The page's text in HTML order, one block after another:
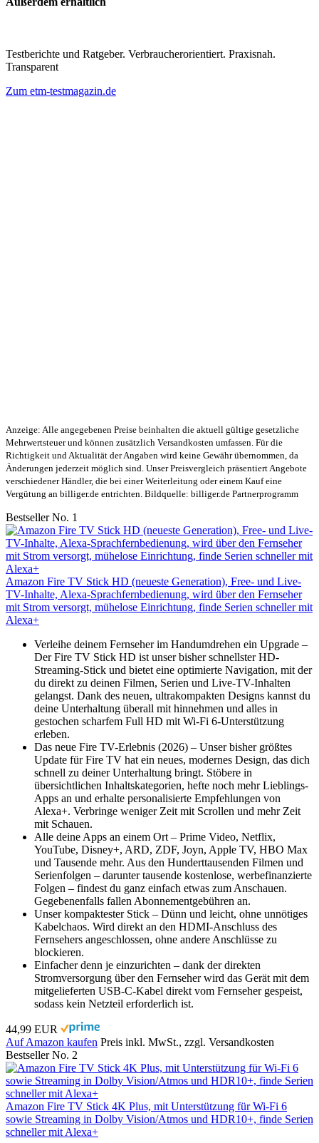
Testberichte und Ratgeber. Verbraucherorientiert. Praxisnah.
Transparent
Zum etm-testmagazin.de
Anzeige: Alle angegebenen Preise beinhalten die aktuell gültige gesetzliche
Mehrwertsteuer und können zusätzlich Versandkosten umfassen. Für die
Richtigkeit und Aktualität der Angaben wird keine Gewähr übernommen, da
Änderungen jederzeit möglich sind. Unser Preisvergleich präsentiert Angebote
verschiedener Händler, die bei einer Weiterleitung oder einem Kauf eine
Vergütung an billiger.de entrichten. Bildquelle: billiger.de Partnerprogramm
Bestseller No. 1
Amazon Fire TV Stick HD (neueste Generation), Free- und Live-
TV-Inhalte, Alexa-Sprachfernbedienung, wird über den Fernseher
mit Strom versorgt, mühelose Einrichtung, finde Serien schneller mit
Alexa+
Verleihe deinem Fernseher im Handumdrehen ein Upgrade –
Der Fire TV Stick HD ist unser bisher schnellster HD-
Streaming-Stick und bietet eine optimierte Navigation, mit der
du direkt zu deinen Filmen, Serien und Live-TV-Inhalten
gelangst. Dank des neuen, ultrakompakten Designs kannst du
deine Unterhaltung überall mit hinnehmen und alles in
gestochen scharfem Full HD mit Wi-Fi 6-Unterstützung
erleben.
Das neue Fire TV-Erlebnis (2026) – Unser bisher größtes
Update für Fire TV hat ein neues, modernes Design, das dich
schnell zu deiner Unterhaltung bringt. Stöbere in
übersichtlichen Inhaltskategorien, hefte noch mehr Lieblings-
Apps an und erhalte personalisierte Empfehlungen von
Alexa+. Verbringe weniger Zeit mit Scrollen und mehr Zeit
mit Schauen.
Alle deine Apps an einem Ort – Prime Video, Netflix,
YouTube, Disney+, ARD, ZDF, Joyn, Apple TV, HBO Max
und Tausende mehr. Aus den Hunderttausenden Filmen und
Serienfolgen – darunter tausende kostenlose, werbefinanzierte
Folgen – findest du ganz einfach etwas zum Anschauen.
Gegebenenfalls fallen Abonnementgebühren an.
Unser kompaktester Stick – Dünn und leicht, ohne unnötiges
Kabelchaos. Wird direkt an den HDMI-Anschluss des
Fernsehers angeschlossen, ohne andere Anschlüsse zu
blockieren.
Einfacher denn je einzurichten – dank der direkten
Stromversorgung über den Fernseher wird das Gerät mit dem
mitgelieferten USB-C-Kabel direkt vom Fernseher gespeist,
sodass kein Netzteil erforderlich ist.
44,99 EUR
Auf Amazon kaufen Preis inkl. MwSt., zzgl. Versandkosten
Bestseller No. 2
Amazon Fire TV Stick 4K Plus, mit Unterstützung für Wi-Fi 6
sowie Streaming in Dolby Vision/Atmos und HDR10+, finde Serien
schneller mit Alexa+